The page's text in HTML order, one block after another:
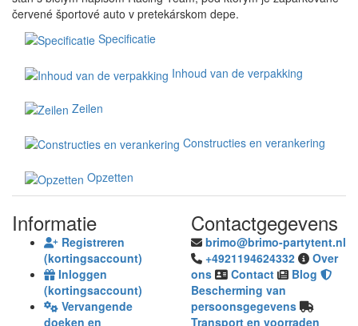
Specificatie
Inhoud van de verpakking
Zeilen
Constructies en verankering
Opzetten
Informatie
Registreren
(kortingsaccount)
Inloggen
(kortingsaccount)
Vervangende
doeken en
Contactgegevens
brimo@brimo-partytent.nl
+4921194624332
Over
ons
Contact
Blog
Bescherming van
persoonsgegevens
Transport en voorraden